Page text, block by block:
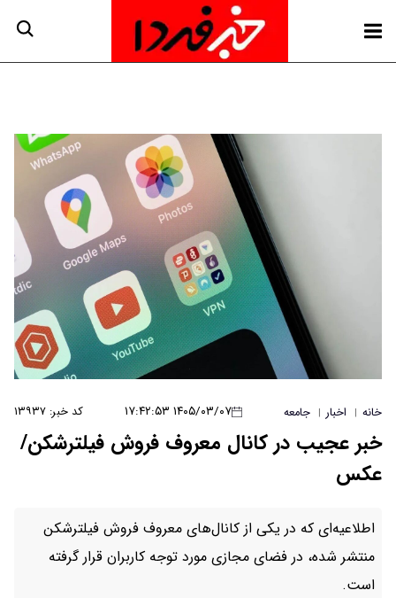
خانه | اخبار | جامعه ۱۴۰۵/۰۳/۰۷ ۱۷:۴۲:۵۳ کد خبر: ۱۳۹۳۷
خبر عجیب در کانال معروف فروش فیلترشکن/
عکس
اطلاعیه‌ای که در یکی از کانال‌های معروف فروش فیلترشکن
منتشر شده، در فضای مجازی مورد توجه کاربران قرار گرفته
است.